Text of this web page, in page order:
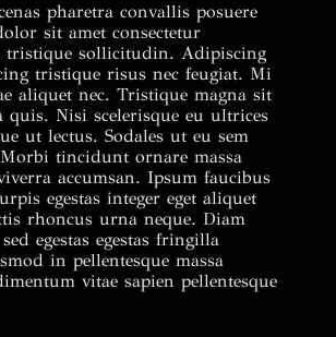
pharetra convallis posuere
sit amet consectetur
tristique sollicitudin. Adipiscing
tristique risus nec feugiat. Mi
aliquet nec. Tristique magna sit
quis. Nisi scelerisque eu ultrices
ut lectus. Sodales ut eu sem
tincidunt ornare massa
accumsan. Ipsum faucibus
egestas integer eget aliquet
rhoncus urna neque. Diam
egestas egestas fringilla
in pellentesque massa
vitae sapien pellentesque